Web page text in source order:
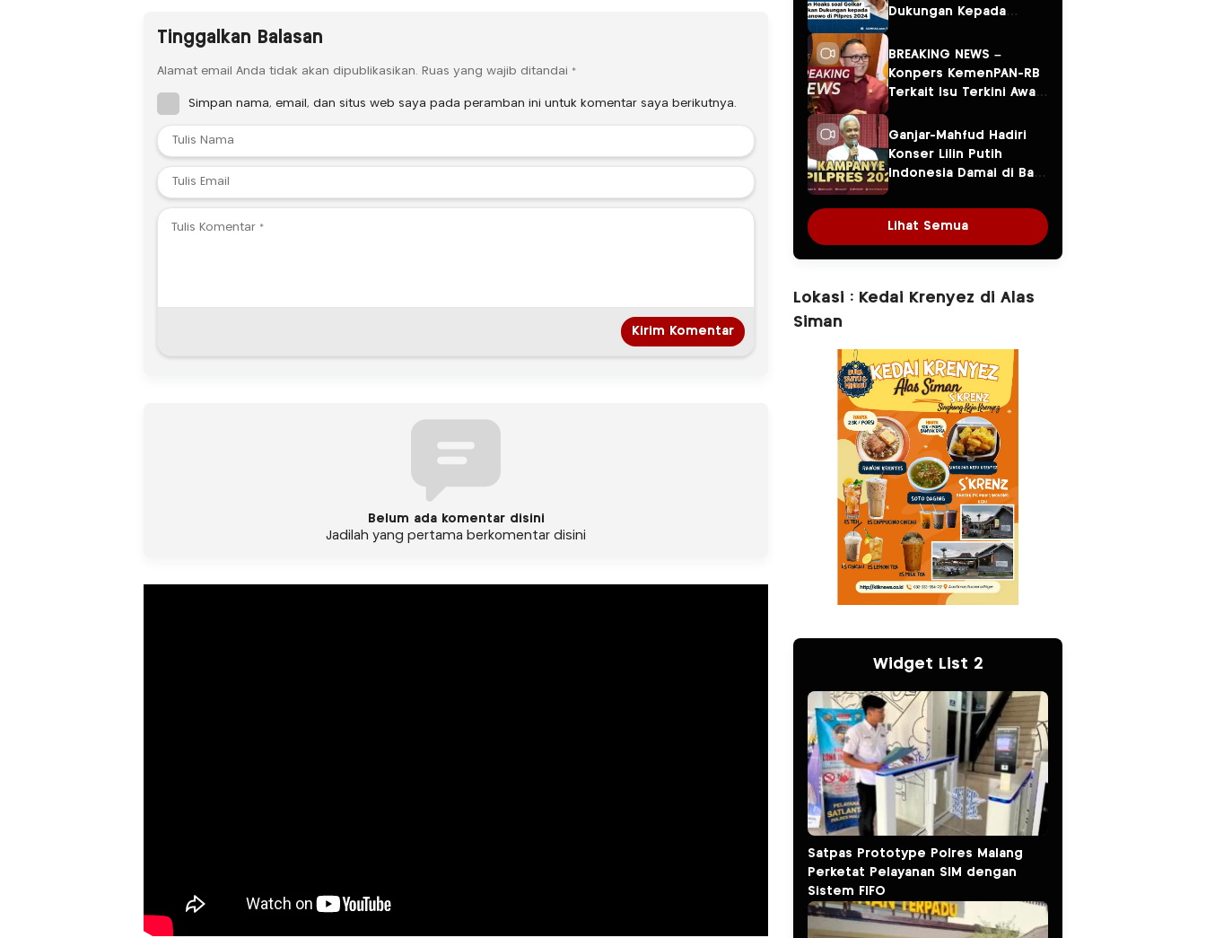
Tinggalkan Balasan
Alamat email Anda tidak akan dipublikasikan. Ruas yang wajib ditandai *
Simpan nama, email, dan situs web saya pada peramban ini untuk komentar saya berikutnya.
Belum ada komentar disini
Jadilah yang pertama berkomentar disini
Dukungan Kepada
Pilpres 2024
BREAKING NEWS –
Konpers KemenPAN-RB
Terkait Isu Terkini Awal
Ganjar-Mahfud Hadiri
Konser Lilin Putih
Indonesia Damai di Balai
Lihat Semua
Lokasi : Kedai Krenyez di Alas
Siman
Widget List 2
Satpas Prototype Polres Malang
Perketat Pelayanan SIM dengan
Sistem FIFO